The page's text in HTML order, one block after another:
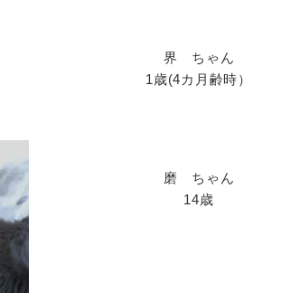
界 ちゃん
1歳(4カ月齢時）
磨 ちゃん
14歳